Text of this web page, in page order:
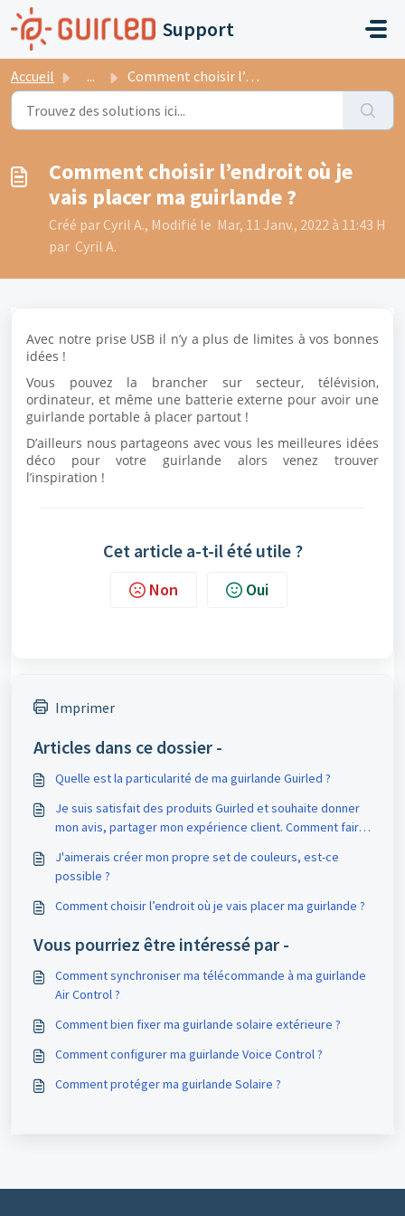
Passer au contenu principal
Support
Accueil ... Comment choisir l’endroit où je vais placer ma guirlande ?
Comment choisir l’endroit où je
vais placer ma guirlande ?
Créé par Cyril A., Modifié le Mar, 11 Janv., 2022 à 11:43 H
par Cyril A.
Avec notre prise USB il n’y a plus de limites à vos bonnes
idées !
Vous pouvez la brancher sur secteur, télévision,
ordinateur, et même une batterie externe pour avoir une
guirlande portable à placer partout !
D’ailleurs nous partageons avec vous les meilleures idées
déco pour votre guirlande alors venez trouver
l’inspiration !
Cet article a-t-il été utile ?
Non Oui
Imprimer
Articles dans ce dossier -
Quelle est la particularité de ma guirlande Guirled ?
Je suis satisfait des produits Guirled et souhaite donner
mon avis, partager mon expérience client. Comment faire
J'aimerais créer mon propre set de couleurs, est-ce
possible ?
Comment choisir l’endroit où je vais placer ma guirlande ?
Vous pourriez être intéressé par -
Comment synchroniser ma télécommande à ma guirlande
Air Control ?
Comment bien fixer ma guirlande solaire extérieure ?
Comment configurer ma guirlande Voice Control ?
Comment protéger ma guirlande Solaire ?